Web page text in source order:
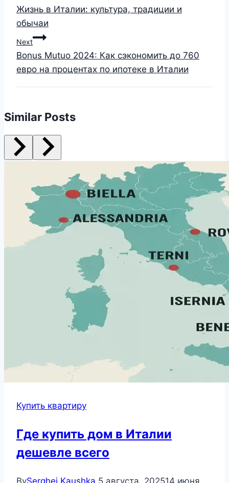
Жизнь в Италии: культура, традиции и
обычаи
Next
Bonus Mutuo 2024: Как сэкономить до 760
евро на процентах по ипотеке в Италии
Similar Posts
Купить квартиру
Где купить дом в Италии
дешевле всего